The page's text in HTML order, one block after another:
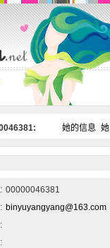
她的信息
00000046381
binyuyangyang@163.com